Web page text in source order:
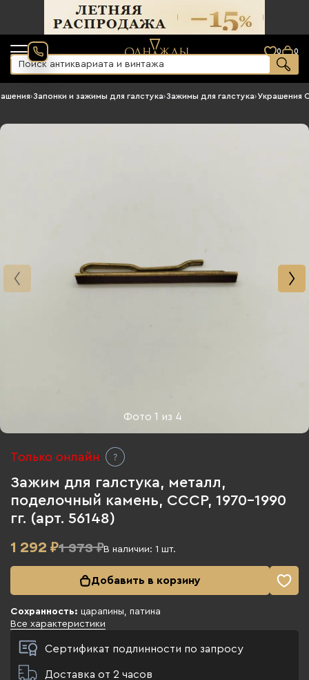
0 0
›Запонки и зажимы для галстука›Зажимы для галстука›Украшения
Фото1 из 4
Только онлайн
Зажим для галстука, металл,
поделочный камень, СССР, 1970-1990
гг. (арт. 56148)
1 292 ₽1 373 ₽В наличии: 1 шт.
Добавить в корзину
Сохранность: царапины, патина
Все характеристики
Сертификат подлинности по запросу
Доставка от 2 часов